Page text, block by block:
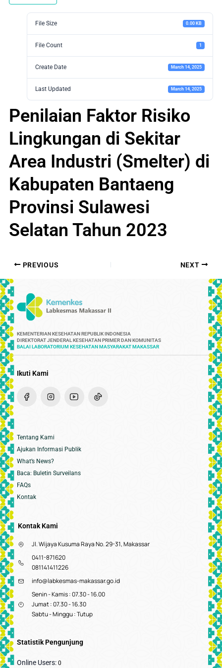
File Size 0.00 KB
File Count 1
Create Date March 14, 2025
Last Updated March 14, 2025
Penilaian Faktor Risiko
Lingkungan di Sekitar
Area Industri (Smelter) di
Kabupaten Bantaeng
Provinsi Sulawesi
Selatan Tahun 2023
PREVIOUS NEXT
KEMENTERIAN KESEHATAN REPUBLIK INDONESIA
DIREKTORAT JENDERAL KESEHATAN PRIMER DAN KOMUNITAS
BALAI LABORATORIUM KESEHATAN MASYARAKAT MAKASSAR
Ikuti Kami
Tentang Kami
Ajukan Informasi Publik
What’s News?
Baca: Buletin Surveilans
FAQs
Kontak
Kontak Kami
Jl. Wijaya Kusuma Raya No. 29-31, Makassar
0411-871620
081141411226
info@labkesmas-makassar.go.id
Senin - Kamis : 07.30 - 16.00
Jumat : 07.30 - 16.30
Sabtu - Minggu : Tutup
Statistik Pengunjung
Online Users: 0